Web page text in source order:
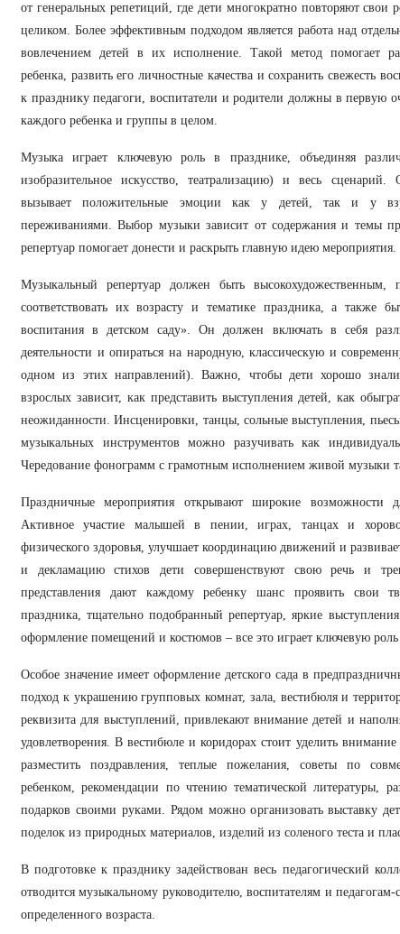
от генеральных репетиций, где дети многократно повторяют свои
целиком. Более эффективным подходом является работа над
вовлечением детей в их исполнение. Такой метод помогает
ребенка, развить его личностные качества и сохранить свежесть
к празднику педагоги, воспитатели и родители должны в первую
каждого ребенка и группы в целом.
Музыка играет ключевую роль в празднике, объединяя
изобразительное искусство, театрализацию) и весь сценарий.
вызывает положительные эмоции как у детей, так и у
переживаниями. Выбор музыки зависит от содержания и темы
репертуар помогает донести и раскрыть главную идею мероприятия.
Музыкальный репертуар должен быть высокохудожественным,
соответствовать их возрасту и тематике праздника, а также
воспитания в детском саду». Он должен включать в себя
деятельности и опираться на народную, классическую и
одном из этих направлений). Важно, чтобы дети хорошо
взрослых зависит, как представить выступления детей, как
неожиданности. Инсценировки, танцы, сольные выступления,
музыкальных инструментов можно разучивать как
Чередование фонограмм с грамотным исполнением живой музыки
Праздничные мероприятия открывают широкие возможности
Активное участие малышей в пении, играх, танцах и
физического здоровья, улучшает координацию движений и
и декламацию стихов дети совершенствуют свою речь и
представления дают каждому ребенку шанс проявить свои
праздника, тщательно подобранный репертуар, яркие
оформление помещений и костюмов – все это играет ключевую роль
Особое значение имеет оформление детского сада в
подход к украшению групповых комнат, зала, вестибюля и
реквизита для выступлений, привлекают внимание детей и
удовлетворения. В вестибюле и коридорах стоит уделить
разместить поздравления, теплые пожелания, советы по
ребенком, рекомендации по чтению тематической литературы,
подарков своими руками. Рядом можно организовать выставку
поделок из природных материалов, изделий из соленого теста и
В подготовке к празднику задействован весь педагогический
отводится музыкальному руководителю, воспитателям и
определенного возраста.